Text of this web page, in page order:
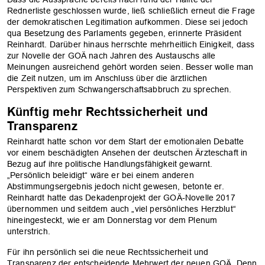
Rednerliste geschlossen wurde, ließ schließlich erneut die Frage
der demokratischen Legitimation aufkommen. Diese sei jedoch
qua Besetzung des Parlaments gegeben, erinnerte Präsident
Reinhardt. Darüber hinaus herrschte mehrheitlich Einigkeit, dass
zur Novelle der GOÄ nach Jahren des Austauschs alle
Meinungen ausreichend gehört worden seien. Besser wolle man
die Zeit nutzen, um im Anschluss über die ärztlichen
Perspektiven zum Schwangerschaftsabbruch zu sprechen.
Künftig mehr Rechtssicherheit und
Transparenz
Reinhardt hatte schon vor dem Start der emotionalen Debatte
vor einem beschädigten Ansehen der deutschen Ärzteschaft in
Bezug auf ihre politische Handlungsfähigkeit gewarnt.
„Persönlich beleidigt“ wäre er bei einem anderen
Abstimmungsergebnis jedoch nicht gewesen, betonte er.
Reinhardt hatte das Dekadenprojekt der GOÄ-Novelle 2017
übernommen und seitdem auch „viel persönliches Herzblut“
hineingesteckt, wie er am Donnerstag vor dem Plenum
unterstrich.
Für ihn persönlich sei die neue Rechtssicherheit und